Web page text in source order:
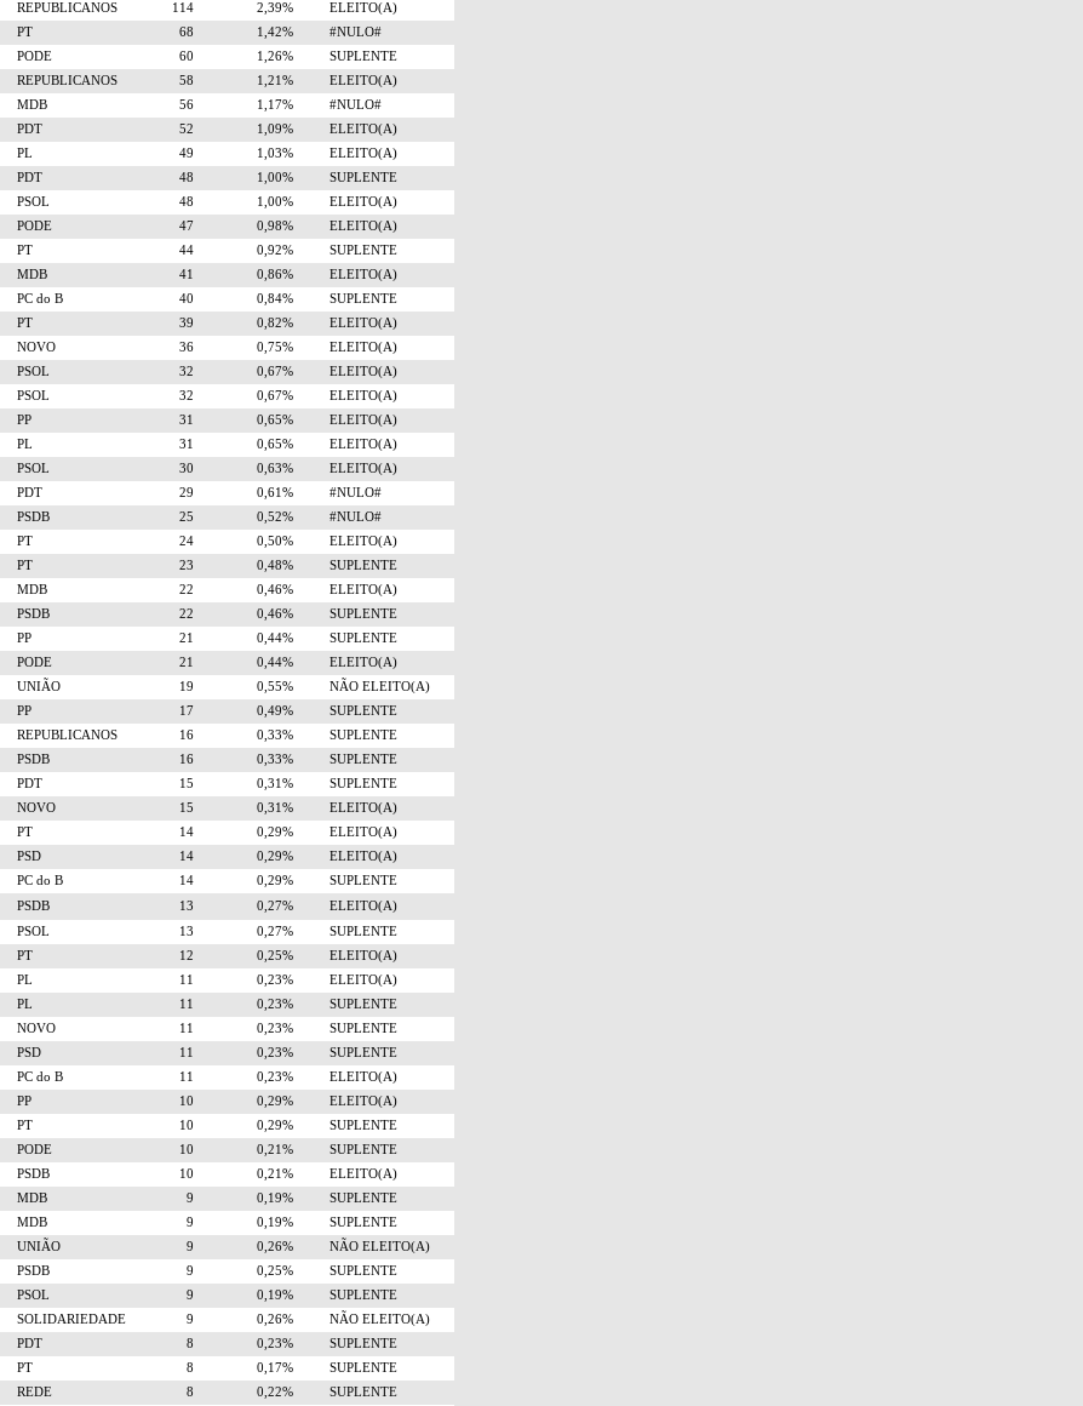
REPUBLICANOS 114 2,39%
ELEITO(A)
PT 68 1,42%
#NULO#
PODE 60 1,26%
SUPLENTE
REPUBLICANOS 58 1,21%
ELEITO(A)
MDB 56 1,17%
#NULO#
PDT 52 1,09%
ELEITO(A)
PL 49 1,03%
ELEITO(A)
PDT 48 1,00%
SUPLENTE
PSOL 48 1,00%
ELEITO(A)
PODE 47 0,98%
ELEITO(A)
PT 44 0,92%
SUPLENTE
MDB 41 0,86%
ELEITO(A)
PC do B 40 0,84%
SUPLENTE
PT 39 0,82%
ELEITO(A)
NOVO 36 0,75%
ELEITO(A)
PSOL 32 0,67%
ELEITO(A)
PSOL 32 0,67%
ELEITO(A)
PP 31 0,65%
ELEITO(A)
PL 31 0,65%
ELEITO(A)
PSOL 30 0,63%
ELEITO(A)
PDT 29 0,61%
#NULO#
PSDB 25 0,52%
#NULO#
PT 24 0,50%
ELEITO(A)
PT 23 0,48%
SUPLENTE
MDB 22 0,46%
ELEITO(A)
PSDB 22 0,46%
SUPLENTE
PP 21 0,44%
SUPLENTE
PODE 21 0,44%
ELEITO(A)
UNIÃO 19 0,55%
NÃO ELEITO(A)
PP 17 0,49%
SUPLENTE
REPUBLICANOS 16 0,33%
SUPLENTE
PSDB 16 0,33%
SUPLENTE
PDT 15 0,31%
SUPLENTE
NOVO 15 0,31%
ELEITO(A)
PT 14 0,29%
ELEITO(A)
PSD 14 0,29%
ELEITO(A)
PC do B 14 0,29%
SUPLENTE
PSDB 13 0,27%
ELEITO(A)
PSOL 13 0,27%
SUPLENTE
PT 12 0,25%
ELEITO(A)
PL 11 0,23%
ELEITO(A)
PL 11 0,23%
SUPLENTE
NOVO 11 0,23%
SUPLENTE
PSD 11 0,23%
SUPLENTE
PC do B 11 0,23%
ELEITO(A)
PP 10 0,29%
ELEITO(A)
PT 10 0,29%
SUPLENTE
PODE 10 0,21%
SUPLENTE
PSDB 10 0,21%
ELEITO(A)
MDB 9 0,19%
SUPLENTE
MDB 9 0,19%
SUPLENTE
UNIÃO 9 0,26%
NÃO ELEITO(A)
PSDB 9 0,25%
SUPLENTE
PSOL 9 0,19%
SUPLENTE
SOLIDARIEDADE 9 0,26%
NÃO ELEITO(A)
PDT 8 0,23%
SUPLENTE
PT 8 0,17%
SUPLENTE
REDE 8 0,22%
SUPLENTE